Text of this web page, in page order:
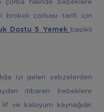
çorba halinde bebeklere
brokoli çorbası tarifi için
Dostu 5 Yemek başlıklı
iyi gelen sebzelerden
itibaren bebeklere
ve kalsiyum kaynağıdır.